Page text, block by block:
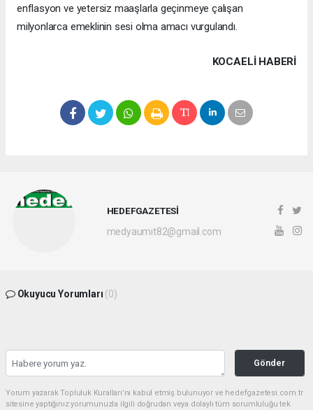
enflasyon ve yetersiz maaşlarla geçinmeye çalışan
milyonlarca emeklinin sesi olma amacı vurgulandı.
KOCAELI HABERİ
HEDEFGAZETESİ
medyaumit82@gmail.com
Okuyucu Yorumları (0)
Gönder
Yorum yazarak Topluluk Kuralları’nı kabul etmiş bulunuyor ve hedefgazetesi.com.tr
sitesine yaptığınız yorumunuzla ilgili doğrudan veya dolaylı tüm sorumluluğu tek